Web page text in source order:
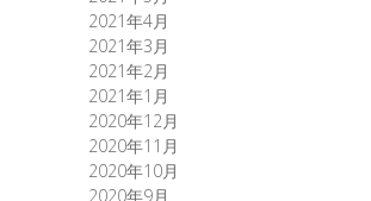
2021年4月
2021年3月
2021年2月
2021年1月
2020年12月
2020年11月
2020年10月
2020年9月